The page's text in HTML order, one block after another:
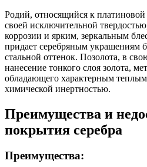
Родий, относящийся к платиновой
своей исключительной
коррозии и ярким, зеркальным
придает серебряным украшениям
стальной оттенок. Позолота, в
нанесение тонкого слоя золота,
обладающего характерным
химической инертностью.
Преимущества и
покрытия серебра
Преимущества: